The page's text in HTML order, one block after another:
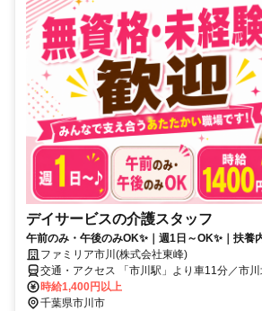
デイサービスの介護スタッフ
午前のみ・午後のみOK✨｜週1日～OK✨｜扶養
ファミリア市川(株式会社東峰)
交通・アクセス 「市川駅」より車11分／市
時給1,400円以上
千葉県市川市